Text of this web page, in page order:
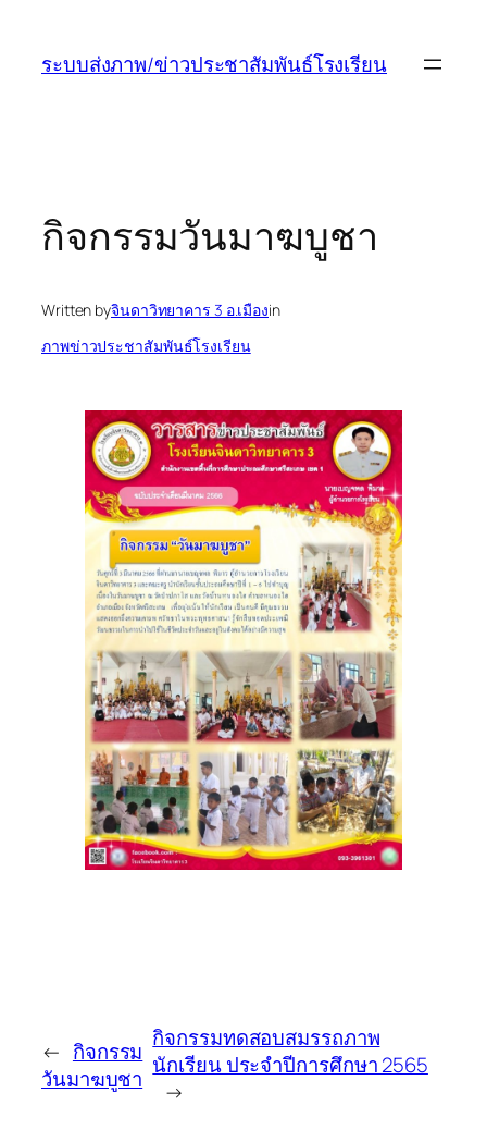
ระบบส่งภาพ/ข่าวประชาสัมพันธ์โรงเรียน
กิจกรรมวันมาฆบูชา
Written byจินดาวิทยาคาร 3 อ.เมืองin
ภาพข่าวประชาสัมพันธ์โรงเรียน
← กิจกรรม
วันมาฆบูชา
กิจกรรมทดสอบสมรรถภาพ
นักเรียน ประจำปีการศึกษา 2565
→